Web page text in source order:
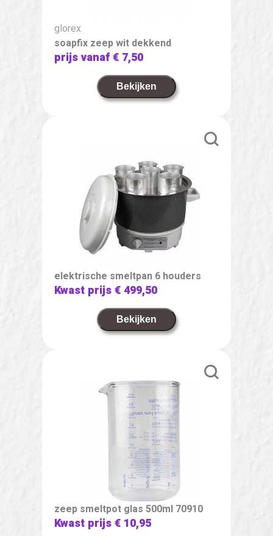
glorex
soapfix zeep wit dekkend
prijs vanaf€ 7,50
Bekijken
elektrische smeltpan 6 houders
Kwast prijs€ 499,50
Bekijken
zeep smeltpot glas 500ml 70910
Kwast prijs€ 10,95